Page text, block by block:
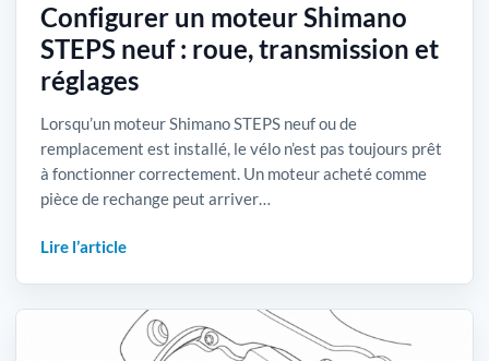
Configurer un moteur Shimano
STEPS neuf : roue, transmission et
réglages
Lorsqu’un moteur Shimano STEPS neuf ou de
remplacement est installé, le vélo n’est pas toujours prêt
à fonctionner correctement. Un moteur acheté comme
pièce de rechange peut arriver…
Lire l’article